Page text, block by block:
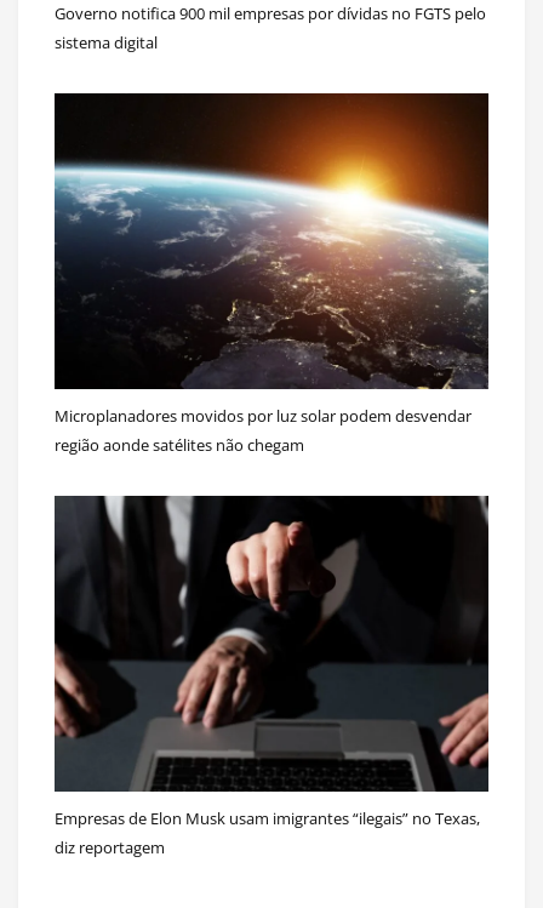
Governo notifica 900 mil empresas por dívidas no FGTS pelo
sistema digital
Microplanadores movidos por luz solar podem desvendar
região aonde satélites não chegam
Empresas de Elon Musk usam imigrantes “ilegais” no Texas,
diz reportagem